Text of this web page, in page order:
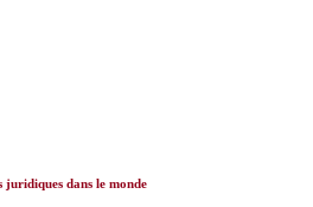
juridiques dans le monde